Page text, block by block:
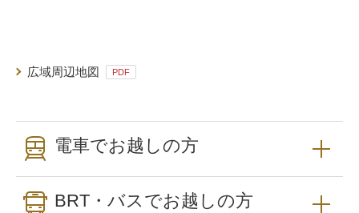
広域周辺地図 PDF
電車でお越しの方
BRT・バスでお越しの方